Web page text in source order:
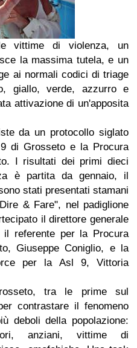
vittime di violenza, un
la massima tutela, e un
ai normali codici di triage
giallo, verde, azzurro e
attivazione di un'apposita
da un protocollo siglato
di Grosseto e la Procura
I risultati dei primi dieci
è partita da gennaio, il
stati presentati stamani
& Fare", nel padiglione
il direttore generale
referente per la Procura
Giuseppe Coniglio, e la
per la Asl 9, Vittoria
tra le prime sul
contrastare il fenomeno
deboli della popolazione:
anziani, vittime di